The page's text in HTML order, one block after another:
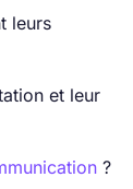
leurs
et leur
?